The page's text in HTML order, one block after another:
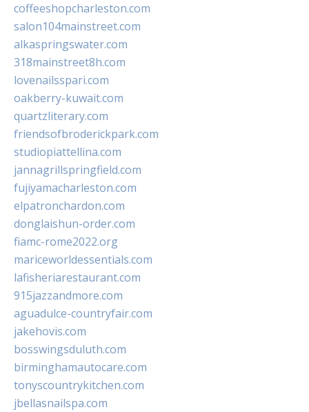
coffeeshopcharleston.com
salon104mainstreet.com
alkaspringswater.com
318mainstreet8h.com
lovenailsspari.com
oakberry-kuwait.com
quartzliterary.com
friendsofbroderickpark.com
studiopiattellina.com
jannagrillspringfield.com
fujiyamacharleston.com
elpatronchardon.com
donglaishun-order.com
fiamc-rome2022.org
mariceworldessentials.com
lafisheriarestaurant.com
915jazzandmore.com
aguadulce-countryfair.com
jakehovis.com
bosswingsduluth.com
birminghamautocare.com
tonyscountrykitchen.com
jbellasnailspa.com